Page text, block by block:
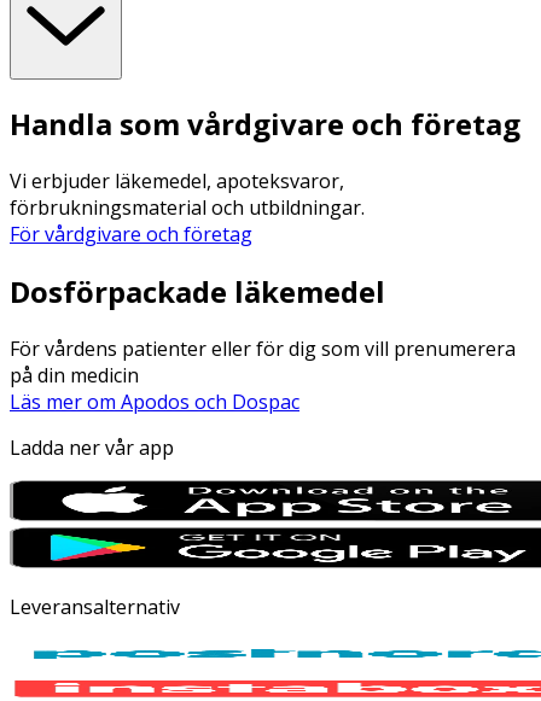
Handla som vårdgivare och företag
Vi erbjuder läkemedel, apoteksvaror,
förbrukningsmaterial och utbildningar.
För vårdgivare och företag
Dosförpackade läkemedel
För vårdens patienter eller för dig som vill prenumerera
på din medicin
Läs mer om Apodos och Dospac
Ladda ner vår app
Leveransalternativ